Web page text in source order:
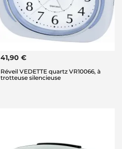
41,90 €
Réveil VEDETTE quartz VR10066, à
trotteuse silencieuse